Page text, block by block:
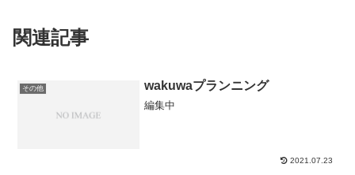
関連記事
その他 wakuwaプランニング
編集中
2021.07.23